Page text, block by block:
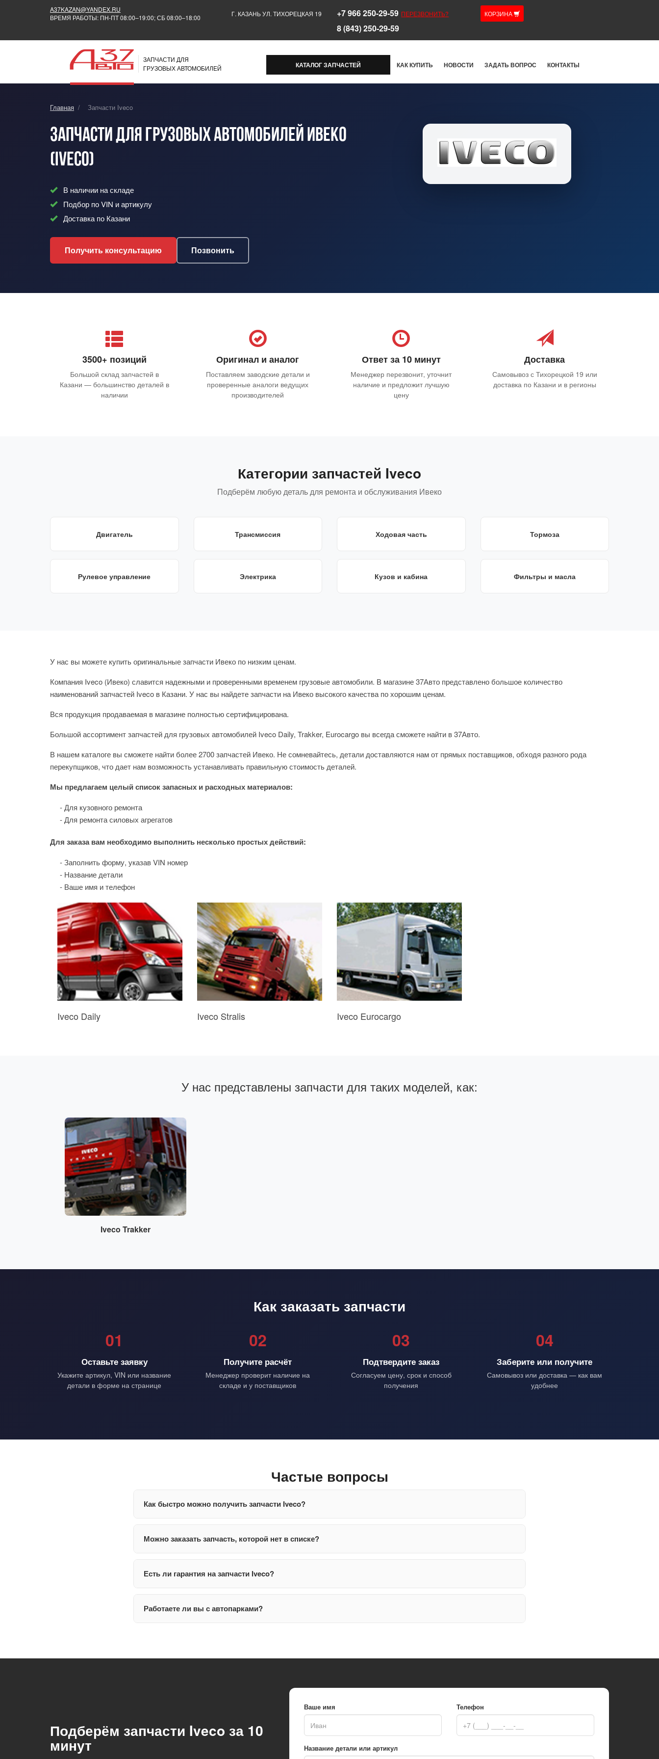
A37KAZAN@YANDEX.RU
ВРЕМЯ РАБОТЫ: ПН-ПТ 08:00–19:00; СБ 08:00–18:00
Г. КАЗАНЬ УЛ. ТИХОРЕЦКАЯ 19
+7 966 250-29-59
8 (843) 250-29-59
ПЕРЕЗВОНИТЬ? КОРЗИНА
ЗАПЧАСТИ ДЛЯ
ГРУЗОВЫХ АВТОМОБИЛЕЙ
КАТАЛОГ ЗАПЧАСТЕЙ КАК КУПИТЬ НОВОСТИ ЗАДАТЬ ВОПРОС КОНТАКТЫ
Главная / Запчасти Iveco
Запчасти для грузовых автомобилей Ивеко
(Iveco)
В наличии на складе
Подбор по VIN и артикулу
Доставка по Казани
Получить консультацию Позвонить
3500+ позиций
Большой склад запчастей в
Казани — большинство деталей в
наличии
Оригинал и аналог
Поставляем заводские детали и
проверенные аналоги ведущих
производителей
Ответ за 10 минут
Менеджер перезвонит, уточнит
наличие и предложит лучшую
цену
Доставка
Самовывоз с Тихорецкой 19 или
доставка по Казани и в регионы
Категории запчастей Iveco
Подберём любую деталь для ремонта и обслуживания Ивеко
Двигатель Трансмиссия Ходовая часть Тормоза
Рулевое управление Электрика Кузов и кабина Фильтры и масла
У нас вы можете купить оригинальные запчасти Ивеко по низким ценам.
Компания Iveco (Ивеко) славится надежными и проверенными временем грузовые автомобили. В магазине 37Авто представлено большое количество
наименований запчастей Iveco в Казани. У нас вы найдете запчасти на Ивеко высокого качества по хорошим ценам.
Вся продукция продаваемая в магазине полностью сертифицирована.
Большой ассортимент запчастей для грузовых автомобилей Iveco Daily, Trakker, Eurocargo вы всегда сможете найти в 37Авто.
В нашем каталоге вы сможете найти более 2700 запчастей Ивеко. Не сомневайтесь, детали доставляются нам от прямых поставщиков, обходя разного рода
перекупщиков, что дает нам возможность устанавливать правильную стоимость деталей.
Мы предлагаем целый список запасных и расходных материалов:
- Для кузовного ремонта
- Для ремонта силовых агрегатов
Для заказа вам необходимо выполнить несколько простых действий:
- Заполнить форму, указав VIN номер
- Название детали
- Ваше имя и телефон
Iveco Daily Iveco Stralis Iveco Eurocargo
У нас представлены запчасти для таких моделей, как:
Iveco Trakker
Как заказать запчасти
01
Оставьте заявку
Укажите артикул, VIN или название
детали в форме на странице
02
Получите расчёт
Менеджер проверит наличие на
складе и у поставщиков
03
Подтвердите заказ
Согласуем цену, срок и способ
получения
04
Заберите или получите
Самовывоз или доставка — как вам
удобнее
Частые вопросы
Как быстро можно получить запчасти Iveco?
Можно заказать запчасть, которой нет в списке?
Есть ли гарантия на запчасти Iveco?
Работаете ли вы с автопарками?
Подберём запчасти Iveco за 10
минут
Ваше имя Телефон
Название детали или артикул